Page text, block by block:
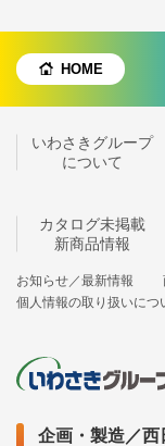
HOME
いわさきグループ
について
カタログ未掲載
新商品情報
お知らせ／最新情報
個人情報の取り扱いにつ
企画・製造／西